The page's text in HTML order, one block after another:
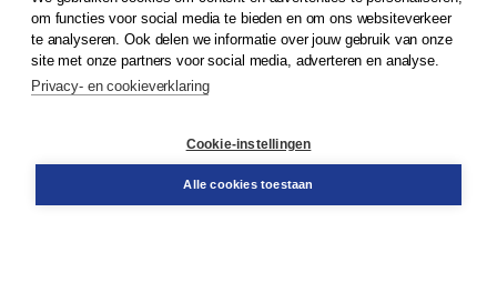
© 2026Koninklijke Boom uitgevers
Bestellen
om functies voor social media te bieden en om ons websiteverkeer
te analyseren. Ook delen we informatie over jouw gebruik van onze
site met onze partners voor social media, adverteren en analyse.
Privacy- en cookieverklaring
Cookie-instellingen
Alle cookies toestaan